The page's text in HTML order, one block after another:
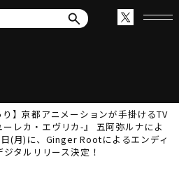
り】京都アニメーションが手掛けるTV
レカ・エヴリカ-』 五阿弥ルナによ
(月)に、Ginger Rootによるエンディ
タルリリース決定！